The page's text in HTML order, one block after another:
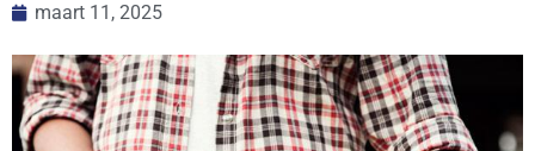
maart 11, 2025